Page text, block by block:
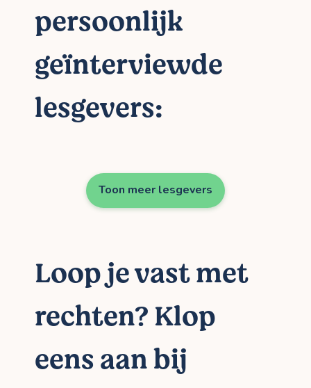
persoonlijk
geïnterviewde
lesgevers:
Toon meer lesgevers
Loop je vast met
rechten? Klop
eens aan bij